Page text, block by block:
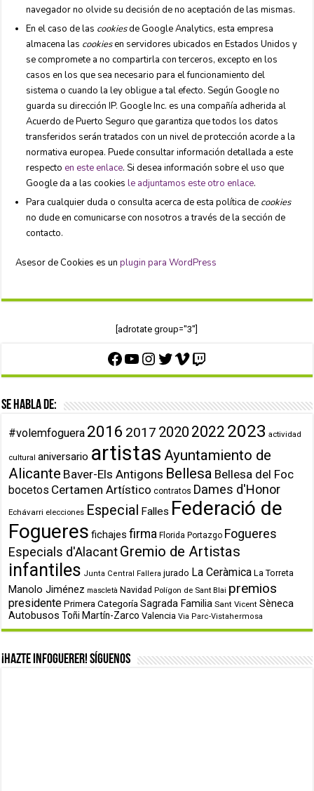
navegador no olvide su decisión de no aceptación de las mismas.
En el caso de las cookiesde Google Analytics, esta empresa
almacena las cookiesen servidores ubicados en Estados Unidos y
se compromete a no compartirla con terceros, excepto en los
casos en los que sea necesario para el funcionamiento del
sistema o cuando la ley obligue a tal efecto. Según Google no
guarda su dirección IP. Google Inc. es una compañía adherida al
Acuerdo de Puerto Seguro que garantiza que todos los datos
transferidos serán tratados con un nivel de protección acorde a la
normativa europea. Puede consultar información detallada a este
respecto en este enlace. Si desea información sobre el uso que
Google da a las cookiesle adjuntamos este otro enlace.
Para cualquier duda o consulta acerca de esta política de cookies
no dude en comunicarse con nosotros a través de la sección de
contacto.
Asesor de Cookies es unplugin para WordPress
[adrotate group="3"]
Facebook
YouTube
Instagram
Twitter
Vimeo
Twitch
Se habla de:
#volemfoguera 2016 2017 2020 2022 2023 actividad
cultural aniversario artistas Ayuntamiento de
Alicante Baver-Els Antigons Bellesa Bellesa del Foc
bocetos Certamen Artístico contratos Dames d'Honor
Echávarri elecciones Especial Falles Federació de
Fogueres fichajes firma Florida Portazgo Fogueres
Especials d'AlacantGremio de Artistas
infantiles Junta Central Fallera jurado La Ceràmica La Torreta
Manolo Jiménez mascletà Navidad Polígon de Sant Blai premios
presidente Primera Categoría Sagrada Familia Sant Vicent Sèneca
Autobusos Toñi Martín-Zarco Valencia Via Parc-Vistahermosa
¡Hazte infoguerer! Síguenos